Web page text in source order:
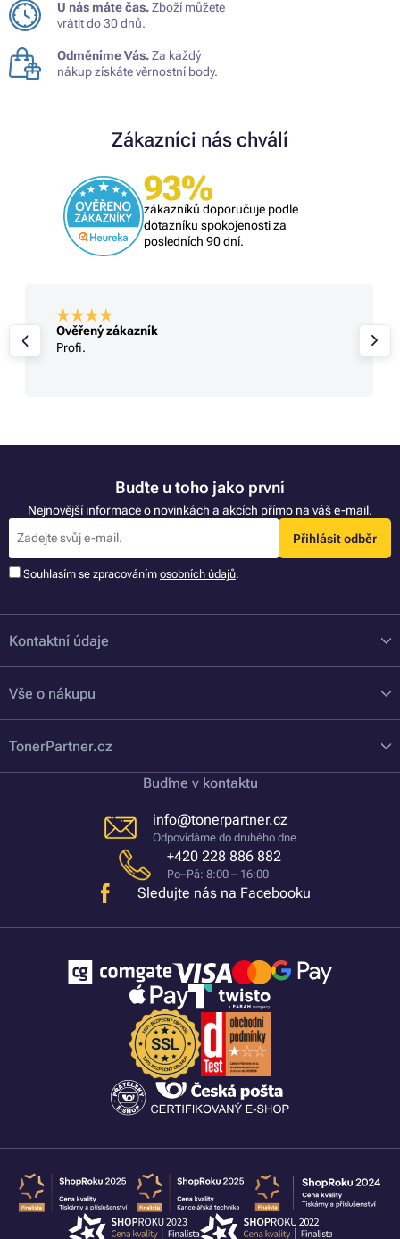
U nás máte čas.Zboží můžete
vrátit do 30 dnů.
Odměníme Vás.Za každý
nákup získáte věrnostní body.
Zákazníci nás chválí
93%
zákazníků doporučuje podle
dotazníku spokojenosti za
posledních 90 dní.
Ověřený zákazník
Profi.
Buďte u toho jako první
Nejnovější informace o novinkách a akcích přímo na váš e-mail.
Přihlásit odběr
Souhlasím se zpracováním osobních údajů.
Kontaktní údaje
Vše o nákupu
TonerPartner.cz
Buďme v kontaktu
info@tonerpartner.cz
Odpovídáme do druhého dne
+420 228 886 882
Po–Pá: 8:00 – 16:00
Sledujte nás na Facebooku